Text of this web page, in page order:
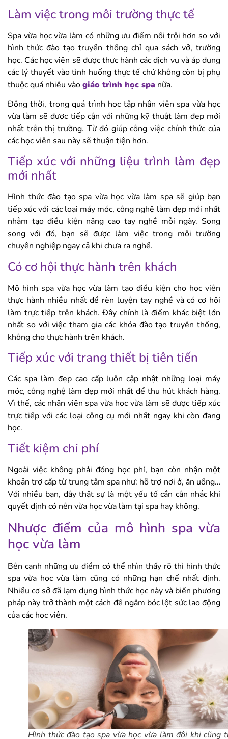
Làm việc trong môi trường thực tế
Spa vừa học vừa làm có những ưu điểm nổi trội hơn so với
hình thức đào tạo truyền thống chỉ qua sách vở, trường
học. Các học viên sẽ được thực hành các dịch vụ và áp dụng
các lý thuyết vào tình huống thực tế chứ không còn bị phụ
thuộc quá nhiều vàogiáo trình học spa nữa.
Đồng thời, trong quá trình học tập nhân viên spa vừa học
vừa làm sẽ được tiếp cận với những kỹ thuật làm đẹp mới
nhất trên thị trường. Từ đó giúp công việc chính thức của
các học viên sau này sẽ thuận tiện hơn.
Tiếp xúc với những liệu trình làm đẹp
mới nhất
Hình thức đào tạo spa vừa học vừa làm spa sẽ giúp bạn
tiếp xúc với các loại máy móc, công nghệ làm đẹp mới nhất
nhằm tạo điều kiện nâng cao tay nghề mỗi ngày. Song
song với đó, bạn sẽ được làm việc trong môi trường
chuyên nghiệp ngay cả khi chưa ra nghề.
Có cơ hội thực hành trên khách
Mô hình spa vừa học vừa làm tạo điều kiện cho học viên
thực hành nhiều nhất để rèn luyện tay nghề và có cơ hội
làm trực tiếp trên khách. Đây chính là điểm khác biệt lớn
nhất so với việc tham gia các khóa đào tạo truyền thống,
không cho thực hành trên khách.
Tiếp xúc với trang thiết bị tiên tiến
Các spa làm đẹp cao cấp luôn cập nhật những loại máy
móc, công nghệ làm đẹp mới nhất để thu hút khách hàng.
Vì thế, các nhân viên spa vừa học vừa làm sẽ được tiếp xúc
trực tiếp với các loại công cụ mới nhất ngay khi còn đang
học.
Tiết kiệm chi phí
Ngoài việc không phải đóng học phí, bạn còn nhận một
khoản trợ cấp từ trung tâm spa như: hỗ trợ nơi ở, ăn uống…
Với nhiều bạn, đây thật sự là một yếu tố cần cân nhắc khi
quyết định có nên vừa học vừa làm tại spa hay không.
Nhược điểm của mô hình spa vừa
học vừa làm
Bên cạnh những ưu điểm có thể nhìn thấy rõ thì hình thức
spa vừa học vừa làm cũng có những hạn chế nhất định.
Nhiều cơ sở đã lạm dụng hình thức học này và biến phương
pháp này trở thành một cách để ngầm bóc lột sức lao động
của các học viên.
Hình thức đào tạo spa vừa học vừa làm đôi khi cũng